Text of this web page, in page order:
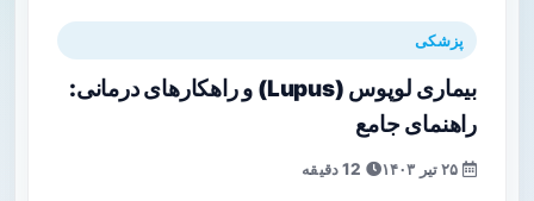
پزشکی
بیماری لوپوس (Lupus) و راهکارهای درمانی:
راهنمای جامع